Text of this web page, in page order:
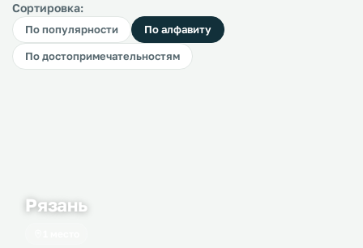
Сортировка:
По популярности По алфавиту
По достопримечательностям
Рязань